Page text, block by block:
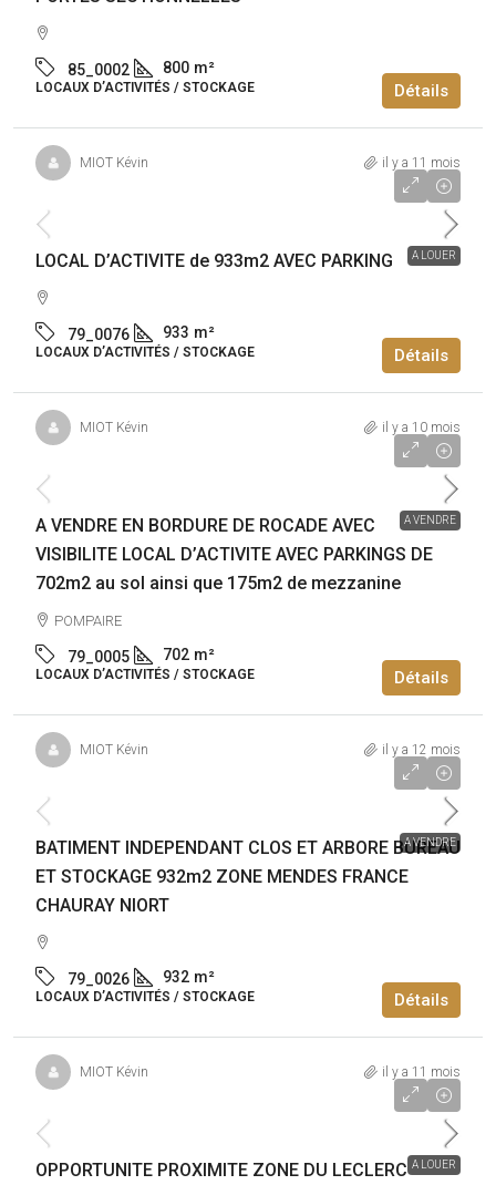
85_0002 800 m²
LOCAUX D’ACTIVITÉS / STOCKAGE Détails
MIOT Kévin il y a 11 mois
A LOUER
LOCAL D’ACTIVITE de 933m2 AVEC PARKING
79_0076 933 m²
LOCAUX D’ACTIVITÉS / STOCKAGE Détails
MIOT Kévin il y a 10 mois
A VENDRE
A VENDRE EN BORDURE DE ROCADE AVEC
VISIBILITE LOCAL D’ACTIVITE AVEC PARKINGS DE
702m2 au sol ainsi que 175m2 de mezzanine
POMPAIRE
79_0005 702 m²
LOCAUX D’ACTIVITÉS / STOCKAGE Détails
MIOT Kévin il y a 12 mois
A VENDRE
BATIMENT INDEPENDANT CLOS ET ARBORE BUREAU
ET STOCKAGE 932m2 ZONE MENDES FRANCE
CHAURAY NIORT
79_0026 932 m²
LOCAUX D’ACTIVITÉS / STOCKAGE Détails
MIOT Kévin il y a 11 mois
A LOUER
OPPORTUNITE PROXIMITE ZONE DU LECLERC